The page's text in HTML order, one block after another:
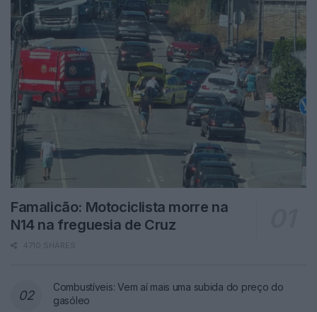
Famalicão: Motociclista morre na
N14 na freguesia de Cruz
4710 SHARES
Combustíveis: Vem aí mais uma subida do preço do
gasóleo